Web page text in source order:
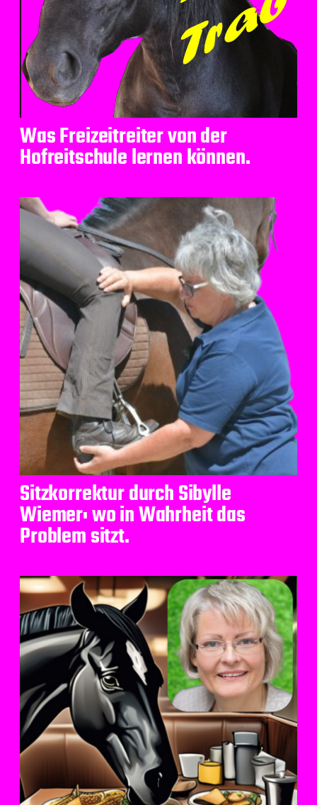
Was Freizeitreiter von der
Hofreitschule lernen können.
Sitzkorrektur durch Sibylle
Wiemer: wo in Wahrheit das
Problem sitzt.